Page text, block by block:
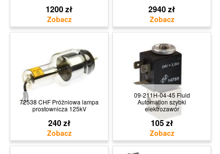
1200 zł 2940 zł
72538 CHF Próżniowa lampa
prostownicza 125kV
240 zł
09-211H-04-45 Fluid
Automation szybki
elektrozawór
105 zł